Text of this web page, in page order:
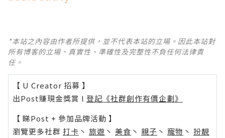
*本站之內容由作者所提供，並不代表本站的立場。因此本站對
所有博客的立場、真實性、準確性及完整性不負任何法律責
任。
【 U Creator 招募 】
出Post賺現金獎賞 l 登記《社群創作有價企劃》
【 睇Post + 參加品牌活動 】
瀏覽更多社群 打卡 丶 旅遊 丶 美食 丶 親子 丶 寵物 丶 扮靚